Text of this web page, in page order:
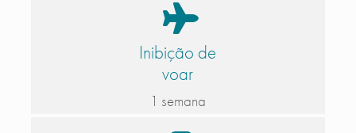
Inibição de
voar
1 semana